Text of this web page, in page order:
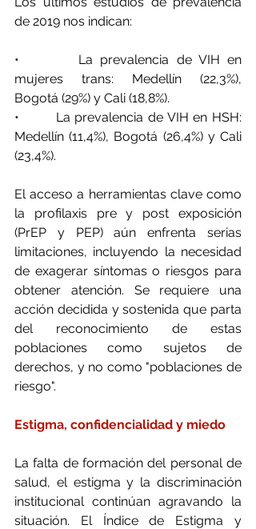
de 2019 nos indican:
•        La prevalencia de VIH en
mujeres trans: Medellín (22,3%),
Bogotá (29%) y Cali (18,8%).
•        La prevalencia de VIH en HSH:
Medellín (11,4%), Bogotá (26,4%) y Cali
(23,4%).
El acceso a herramientas clave como
la profilaxis pre y post exposición
(PrEP y PEP) aún enfrenta serias
limitaciones, incluyendo la necesidad
de exagerar síntomas o riesgos para
obtener atención. Se requiere una
acción decidida y sostenida que parta
del reconocimiento de estas
poblaciones como sujetos de
derechos, y no como "poblaciones de
riesgo".
Estigma, confidencialidad y miedo
La falta de formación del personal de
salud, el estigma y la discriminación
institucional continúan agravando la
situación. El Índice de Estigma y